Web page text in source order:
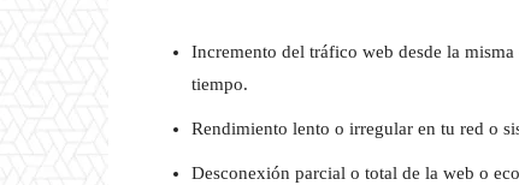
Incremento del tráfico web desde la
tiempo.
Rendimiento lento o irregular en tu red o
Desconexión parcial o total de la web o